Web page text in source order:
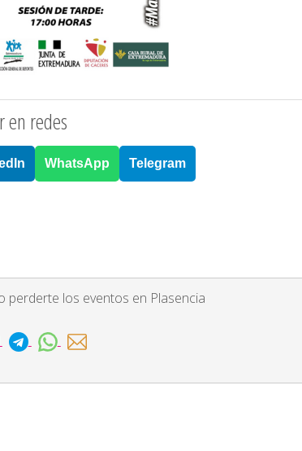
en redes
WhatsApp Telegram
perderte los eventos en Plasencia